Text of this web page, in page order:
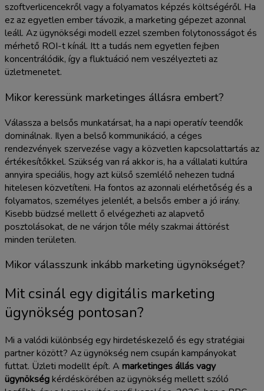
szoftverlicencekről vagy a folyamatos képzés költségéről. Ha
ez az egyetlen ember távozik, a marketing gépezet azonnal
leáll. Az ügynökségi modell ezzel szemben folytonosságot és
mérhető ROI-t kínál. Itt a tudás nem egyetlen fejben
koncentrálódik, így a fluktuáció nem veszélyezteti az
üzletmenetet.
Mikor keressünk marketinges állásra embert?
Válassza a belsős munkatársat, ha a napi operatív teendők
dominálnak. Ilyen a belső kommunikáció, a céges
rendezvények szervezése vagy a közvetlen kapcsolattartás az
értékesítőkkel. Szükség van rá akkor is, ha a vállalati kultúra
annyira speciális, hogy azt külső szemlélő nehezen tudná
hitelesen közvetíteni. Ha fontos az azonnali elérhetőség és a
folyamatos, személyes jelenlét, a belsős ember a jó irány.
Kisebb büdzsé mellett ő elvégezheti az alapvető
posztolásokat, de ne várjon tőle mély szakmai áttörést
minden területen.
Mikor válasszunk inkább marketing ügynökséget?
Mit csinál egy digitális marketing
ügynökség pontosan?
Mi a valódi különbség egy hirdetéskezelő és egy stratégiai
partner között? Az ügynökség nem csupán kampányokat
futtat. Üzleti modellt épít. A marketinges állás vagy
ügynökségkérdéskörében az ügynökség mellett szóló